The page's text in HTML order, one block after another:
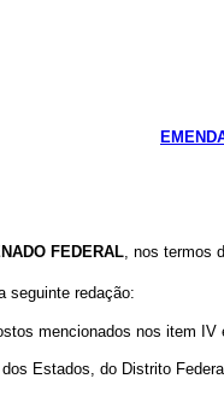
FEDERAL, nos termos
seguinte redação:
mencionados nos item
Estados, do Distrito